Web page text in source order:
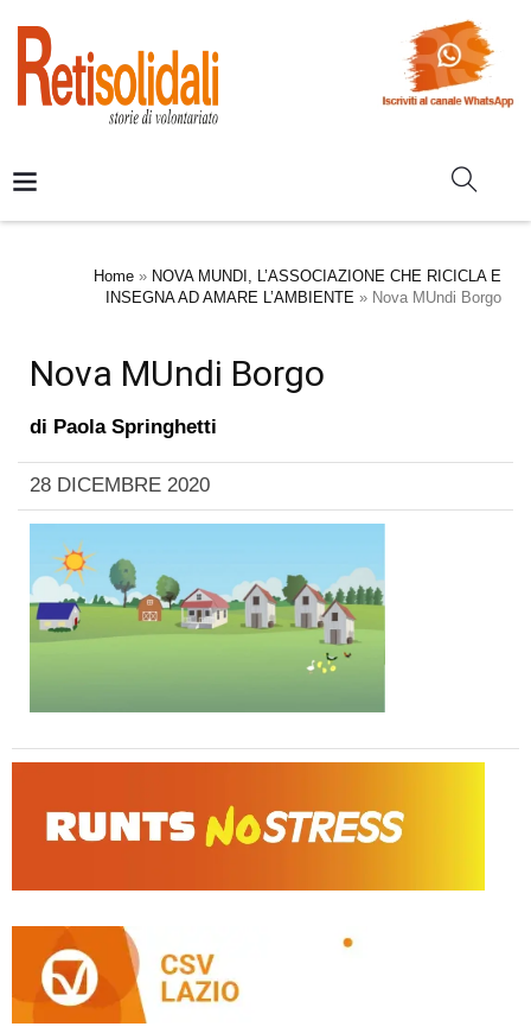
Home » NOVA MUNDI, L’ASSOCIAZIONE CHE RICICLA E
INSEGNA AD AMARE L’AMBIENTE » Nova MUndi Borgo
Nova MUndi Borgo
di Paola Springhetti
28 DICEMBRE 2020